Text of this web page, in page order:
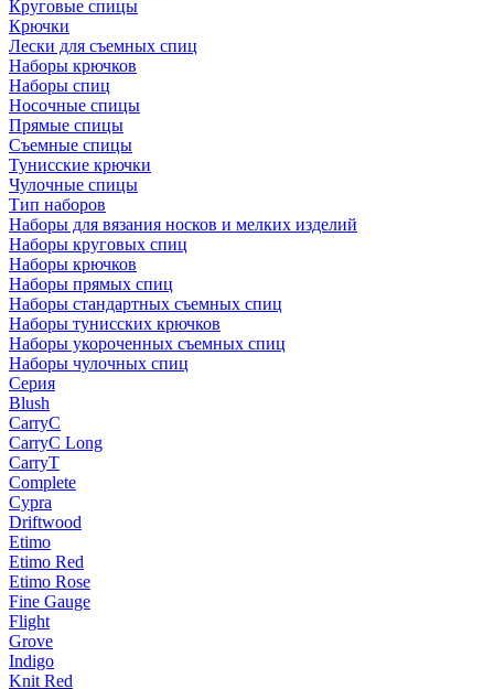
Круговые спицы
Крючки
Лески для съемных спиц
Наборы крючков
Наборы спиц
Носочные спицы
Прямые спицы
Съемные спицы
Тунисские крючки
Чулочные спицы
Тип наборов
Наборы для вязания носков и мелких изделий
Наборы круговых спиц
Наборы крючков
Наборы прямых спиц
Наборы стандартных съемных спиц
Наборы тунисских крючков
Наборы укороченных съемных спиц
Наборы чулочных спиц
Серия
Blush
CarryC
CarryC Long
CarryT
Complete
Cypra
Driftwood
Etimo
Etimo Red
Etimo Rose
Fine Gauge
Flight
Grove
Indigo
Knit Red